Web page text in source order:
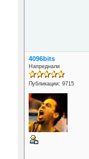
4096bits
Напреднали
Публикации: 9715